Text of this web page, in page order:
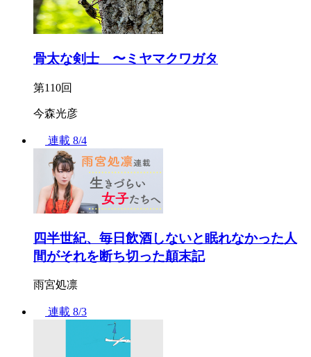
骨太な剣士 〜ミヤマクワガタ
第110回
今森光彦
連載 8/4
四半世紀、毎日飲酒しないと眠れなかった人
間がそれを断ち切った顛末記
雨宮処凛
連載 8/3